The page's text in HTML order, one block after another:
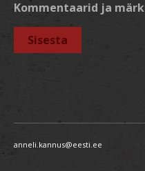
anneli.kannus@eesti.ee